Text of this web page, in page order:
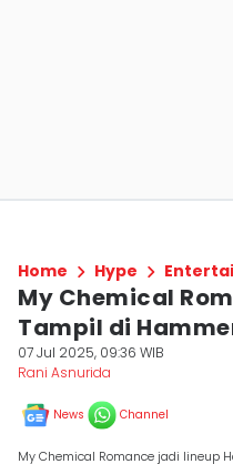
Home Hype
My Chemical
Tampil di
07 Jul 2025, 09:36 WIB
Rani Asnurida
News Channel
My Chemical Romance jadi lineup